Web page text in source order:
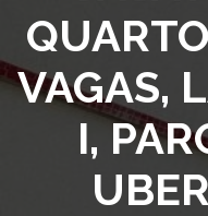
VAGAS,
I,